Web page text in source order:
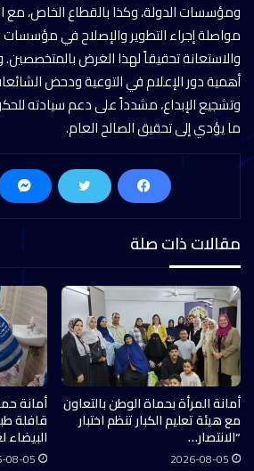
ومؤسسات الدولة، وكذا بالقطاع الخاص،
مواصلة إجراء التطوير والإصلاح في مؤسسات
والاستعانة تحقيقاً لهذا الغرض
أهمية دور الإعلام في التوعية ودحض
وتشجيع الإبداع، مشدداً على دعم سيادته
ما يؤدي إلى تحقيق الصالح العام.
مقالات ذات صلة
أمانة المرأة بحماة الوطن بالتعاون
مع هيئة تعليم الكبار تنظم اختبار
“الانتصار…
2026-08-05
أمانة
قافلة
البيضاء
08-05